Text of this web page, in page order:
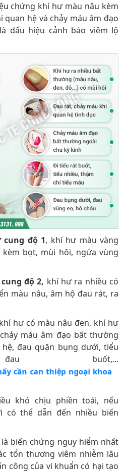
chứng khí hư màu nâu kèm
hệ và chảy máu âm đạo
dấu hiệu cảnh báo viêm lộ
độ 1, khí hư màu vàng
bọt, mùi hôi, ngứa vùng
độ 2, khí hư ra nhiều có
màu nâu, âm hộ đau rát, ra
khí hư có màu nâu đen, khí hư
máu âm đạo bất thường
đau quặn bụng dưới, tiểu
buốt,...
cần can thiệp ngoại khoa
khó chịu phiền toái, nếu
có thể dẫn đến nhiều biến
là biến chứng nguy hiểm nhất
tổn thương viêm nhiễm lâu
công của vi khuẩn có hại tạo